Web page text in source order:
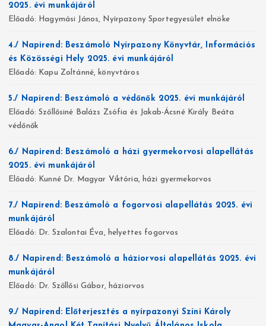
2025. évi munkájáról
Előadó: Hagymási János, Nyírpazony Sportegyesület elnöke
4./ Napirend: Beszámoló Nyírpazony Könyvtár, Információs
és Közösségi Hely 2025. évi munkájáról
Előadó: Kapu Zoltánné, könyvtáros
5./ Napirend: Beszámoló a védőnők 2025. évi munkájáról
Előadó: Szőllősiné Balázs Zsófia és Jakab-Ácsné Király Beáta
védőnők
6./ Napirend: Beszámoló a házi gyermekorvosi alapellátás
2025. évi munkájáról
Előadó: Kunné Dr. Magyar Viktória, házi gyermekorvos
7./ Napirend: Beszámoló a fogorvosi alapellátás 2025. évi
munkájáról
Előadó: Dr. Szalontai Éva, helyettes fogorvos
8./ Napirend: Beszámoló a háziorvosi alapellátás 2025. évi
munkájáról
Előadó: Dr. Szőllősi Gábor, háziorvos
9./ Napirend: Előterjesztés a nyírpazonyi Színi Károly